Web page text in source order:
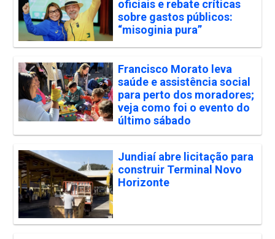
oficiais e rebate críticas
sobre gastos públicos:
“misoginia pura”
Francisco Morato leva
saúde e assistência social
para perto dos moradores;
veja como foi o evento do
último sábado
Jundiaí abre licitação para
construir Terminal Novo
Horizonte